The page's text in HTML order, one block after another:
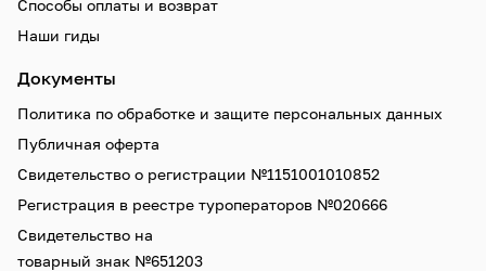
Способы оплаты и возврат
Наши гиды
Документы
Политика по обработке и защите персональных данных
Публичная оферта
Свидетельство о регистрации №1151001010852
Регистрация в реестре туроператоров №020666
Свидетельство на
товарный знак №651203